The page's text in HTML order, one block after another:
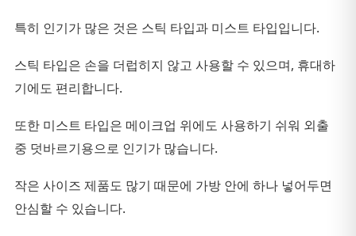
특히 인기가 많은 것은 스틱 타입과 미스트 타입입니다.
스틱 타입은 손을 더럽히지 않고 사용할 수 있으며, 휴대하
기에도 편리합니다.
또한 미스트 타입은 메이크업 위에도 사용하기 쉬워 외출
중 덧바르기용으로 인기가 많습니다.
작은 사이즈 제품도 많기 때문에 가방 안에 하나 넣어두면
안심할 수 있습니다.